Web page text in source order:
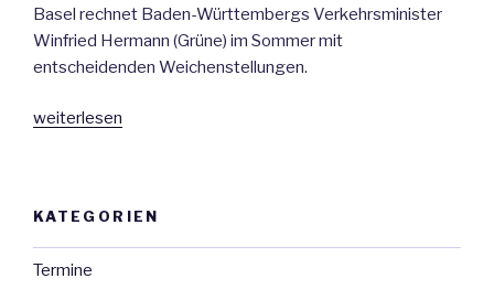
Basel rechnet Baden-Württembergs Verkehrsminister
Winfried Hermann (Grüne) im Sommer mit
entscheidenden Weichenstellungen.
„Hermann:
Bahntunnel
steht
bevor“
weiterlesen
KATEGORIEN
Termine